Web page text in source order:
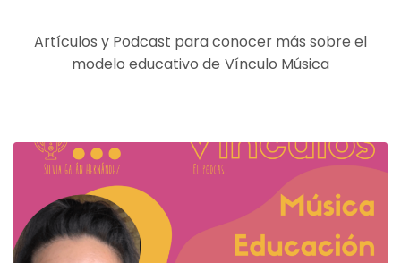
Artículos y Podcast para conocer más sobre el
modelo educativo de Vínculo Música